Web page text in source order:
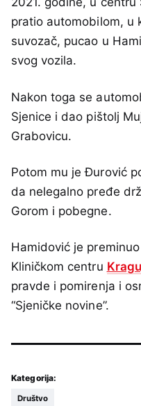
pratio automobilom, u
suvozač, pucao u
svog vozila.
Nakon toga se
Sjenice i dao pištolj
Grabovicu.
Potom mu je Đurović
da nelegalno pređe
Gorom i pobegne.
Hamidović je
Kliničkom centru
pravde i pomirenja i
“Sjeničke novine”.
Kategorija:
Društvo